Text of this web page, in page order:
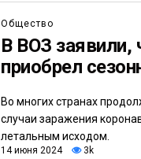
Общество
В ВОЗ заявили,
приобрел
Во многих странах
случаи заражения
летальным исходом.
14 июня 2024 3k